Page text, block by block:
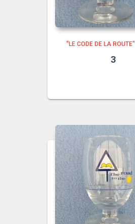
"LE CODE DE LA ROUTE"
3